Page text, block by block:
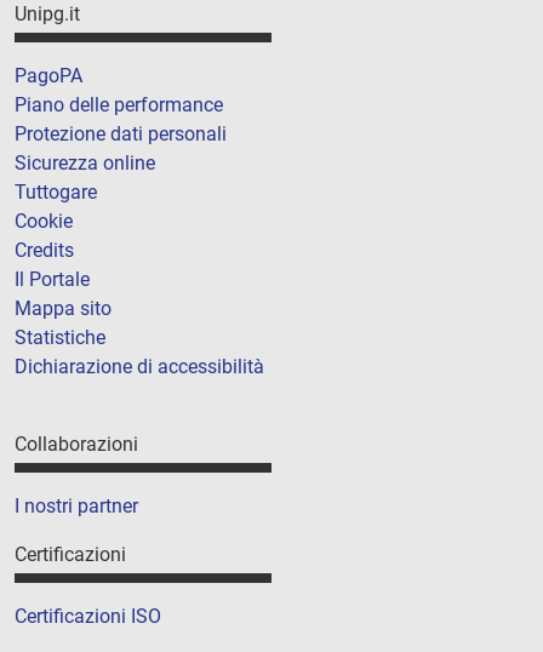
Unipg.it
PagoPA
Piano delle performance
Protezione dati personali
Sicurezza online
Tuttogare
Cookie
Credits
Il Portale
Mappa sito
Statistiche
Dichiarazione di accessibilità
Collaborazioni
I nostri partner
Certificazioni
Certificazioni ISO